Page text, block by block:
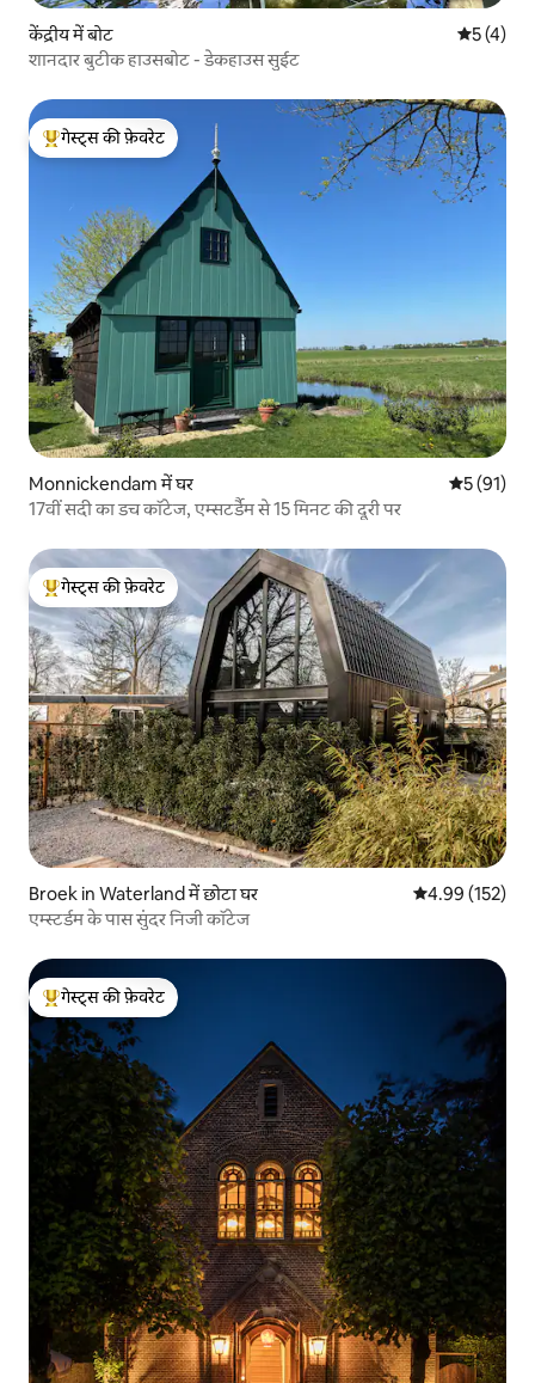
केंद्रीय में बोट औसत रेटिंग
5 (4)
शानदार बुटीक हाउसबोट - डेकहाउस सुईट
गेस्ट्स का टॉप फ़ेवरेट
गेस्ट्स की फ़ेवरेट
Monnickendam में घर औसत रेटिंग
5 (91)
17वीं सदी का डच कॉटेज, एम्सटर्डैम से 15 मिनट की दूरी पर
गेस्ट्स का टॉप फ़ेवरेट
गेस्ट्स की फ़ेवरेट
Broek in Waterland में छोटा घर औसत रेटिंग 5 में से
4.99 (152)
एम्स्टर्डम के पास सुंदर निजी कॉटेज
गेस्ट्स का टॉप फ़ेवरेट
गेस्ट्स की फ़ेवरेट